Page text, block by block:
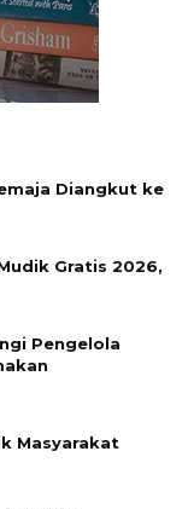
Diangkut ke
Gratis 2026,
Pengelola
Masyarakat